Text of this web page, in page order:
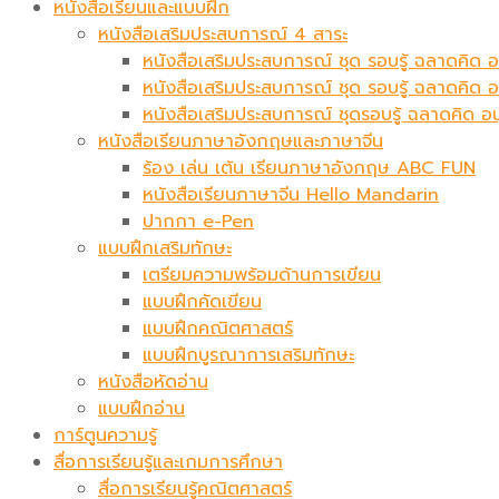
หนังสือเรียนและแบบฝึก
หนังสือเสริมประสบการณ์ 4 สาระ
หนังสือเสริมประสบการณ์ ชุด รอบรู้ ฉลาดคิด
หนังสือเสริมประสบการณ์ ชุด รอบรู้ ฉลาดคิด
หนังสือเสริมประสบการณ์ ชุดรอบรู้ ฉลาดคิด อ
หนังสือเรียนภาษาอังกฤษและภาษาจีน
ร้อง เล่น เต้น เรียนภาษาอังกฤษ ABC FUN
หนังสือเรียนภาษาจีน Hello Mandarin
ปากกา e-Pen
แบบฝึกเสริมทักษะ
เตรียมความพร้อมด้านการเขียน
แบบฝึกคัดเขียน
แบบฝึกคณิตศาสตร์
แบบฝึกบูรณาการเสริมทักษะ
หนังสือหัดอ่าน
แบบฝึกอ่าน
การ์ตูนความรู้
สื่อการเรียนรู้และเกมการศึกษา
สื่อการเรียนรู้คณิตศาสตร์